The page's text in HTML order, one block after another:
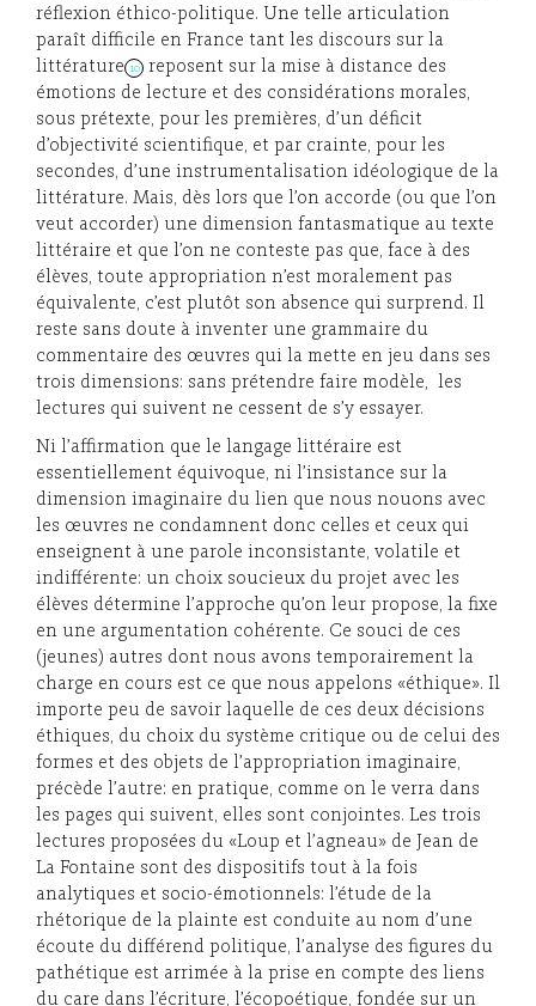
réflexion éthico-politique. Une telle articulation
paraît difficile en France tant les discours sur la
littérature 10
reposent sur la mise à distance des
émotions de lecture et des considérations morales,
sous prétexte, pour les premières, d’un déficit
d’objectivité scientifique, et par crainte, pour les
secondes, d’une instrumentalisation idéologique de la
littérature. Mais, dès lors que l’on accorde (ou que l’on
veut accorder) une dimension fantasmatique au texte
littéraire et que l’on ne conteste pas que, face à des
élèves, toute appropriation n’est moralement pas
équivalente, c’est plutôt son absence qui surprend. Il
reste sans doute à inventer une grammaire du
commentaire des œuvres qui la mette en jeu dans ses
trois dimensions: sans prétendre faire modèle, les
lectures qui suivent ne cessent de s’y essayer.
Ni l’affirmation que le langage littéraire est
essentiellement équivoque, ni l’insistance sur la
dimension imaginaire du lien que nous nouons avec
les œuvres ne condamnent donc celles et ceux qui
enseignent à une parole inconsistante, volatile et
indifférente: un choix soucieux du projet avec les
élèves détermine l’approche qu’on leur propose, la fixe
en une argumentation cohérente. Ce souci de ces
(jeunes) autres dont nous avons temporairement la
charge en cours est ce que nous appelons «éthique». Il
importe peu de savoir laquelle de ces deux décisions
éthiques, du choix du système critique ou de celui des
formes et des objets de l’appropriation imaginaire,
précède l’autre: en pratique, comme on le verra dans
les pages qui suivent, elles sont conjointes. Les trois
lectures proposées du «Loup et l’agneau» de Jean de
La Fontaine sont des dispositifs tout à la fois
analytiques et socio-émotionnels: l’étude de la
rhétorique de la plainte est conduite au nom d’une
écoute du différend politique, l’analyse des figures du
pathétique est arrimée à la prise en compte des liens
du care dans l’écriture, l’écopoétique, fondée sur un